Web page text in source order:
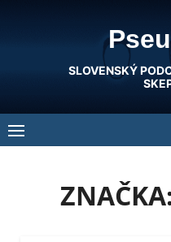
SLOVENSKÝ